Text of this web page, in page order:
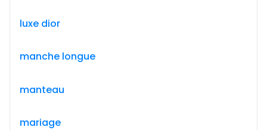
luxe dior
manche longue
manteau
mariage